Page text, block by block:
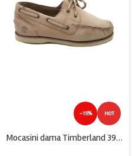
-15% HOT
Mocasini dama Timberland 39 , piele , bej